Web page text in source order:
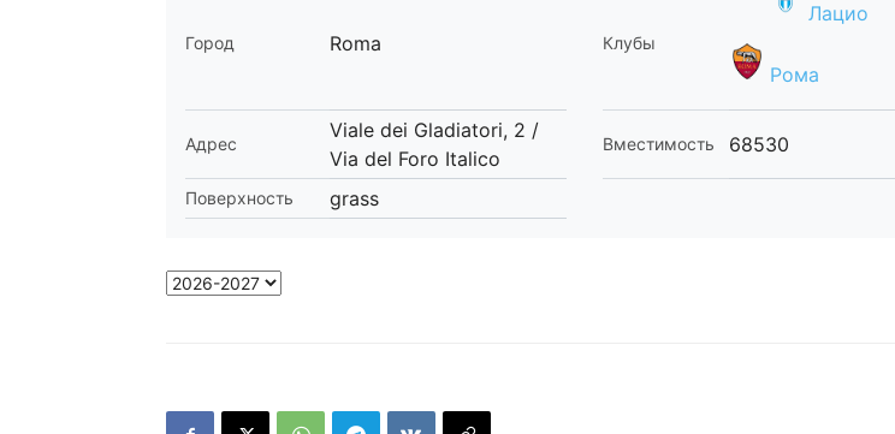
Город Roma Клубы
Лацио
Рома
Адрес
Viale dei Gladiatori, 2 /
Via del Foro Italico
Вместимость 68530
Поверхность grass